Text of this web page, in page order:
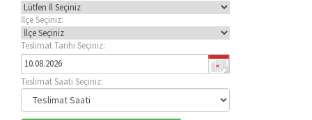
İlçe Seçiniz:
Teslimat Tarihi Seçiniz:
Teslimat Saati Seçiniz: